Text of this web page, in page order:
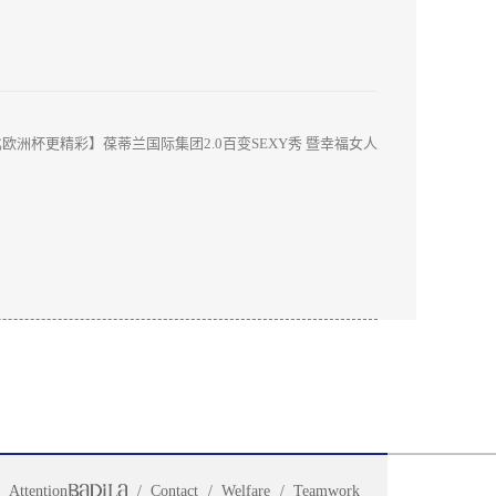
洲杯更精彩】葆蒂兰国际集团2.0百变SEXY秀 暨幸福女人
Attention Contact Welfare Teamwork